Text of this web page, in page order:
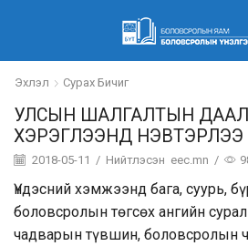
Эхлэл Сурах Бичиг
УЛСЫН ШАЛГАЛТЫН
ХЭРЭГЛЭЭНД НЭВТЭРЛЭЭ
2018-05-11 / Нийтлэсэн eec.mn /
Үндэсний хэмжээнд бага, суурь,
боловсролын төгсөх ангийн
чадварын түвшин, боловсролын